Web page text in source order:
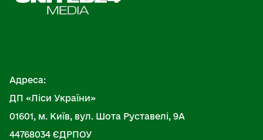
Адреса:
ДП «Ліси України»
01601, м. Київ, вул. Шота Руставелі, 9А
44768034 ЄДРПОУ